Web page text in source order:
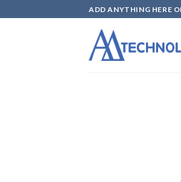
to
ADD ANYTHING HERE